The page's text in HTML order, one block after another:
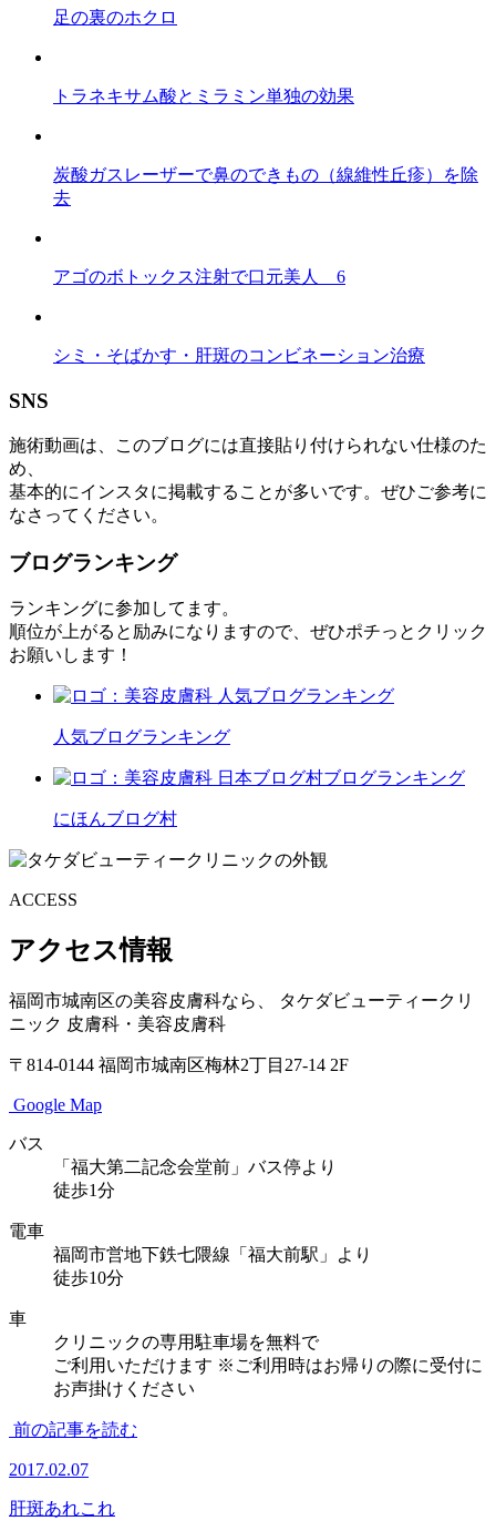
足の裏のホクロ
トラネキサム酸とミラミン単独の効果
炭酸ガスレーザーで鼻のできもの（線維性丘疹）を除
去
アゴのボトックス注射で口元美人 6
シミ・そばかす・肝斑のコンビネーション治療
SNS
施術動画は、このブログには直接貼り付けられない仕様のた
め、
基本的にインスタに掲載することが多いです。ぜひご参考に
なさってください。
ブログランキング
ランキングに参加してます。
順位が上がると励みになりますので、ぜひポチっとクリック
お願いします！
人気ブログランキング
にほんブログ村
ACCESS
アクセス情報
福岡市城南区の美容皮膚科なら、
タケダビューティークリ
ニック 皮膚科・美容皮膚科
〒814-0144 福岡市城南区梅林2丁目27-14 2F
Google Map
バス
「福大第二記念会堂前」バス停より
徒歩1分
電車
福岡市営地下鉄七隈線「福大前駅」より
徒歩10分
車
クリニックの専用駐車場を無料で
ご利用いただけます ※ご利用時はお帰りの際に受付に
お声掛けください
前の記事を読む
2017.02.07
肝斑あれこれ